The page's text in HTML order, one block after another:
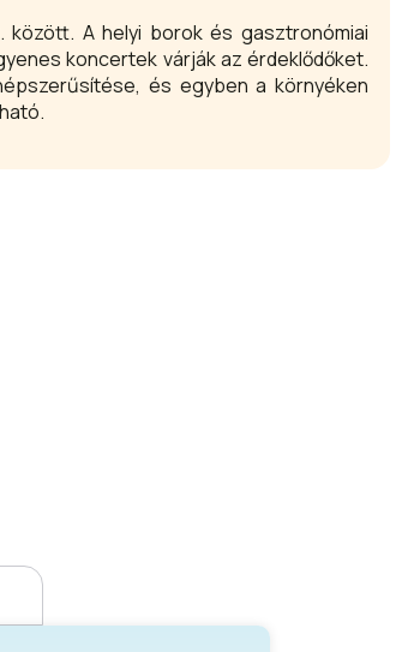
között. A helyi borok és gasztronómiai
koncertek várják az érdeklődőket.
és egyben a környéken